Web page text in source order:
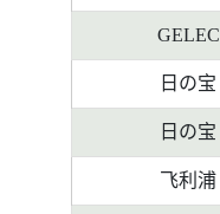
GELEC
日の宝
日の宝
飞利浦